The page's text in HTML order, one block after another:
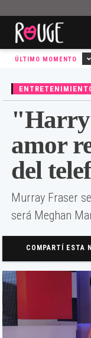
ÚLTIMO MOMENTO
"Harry
amor
del
Murray Fraser
será Meghan
COMPARTÍ ESTA